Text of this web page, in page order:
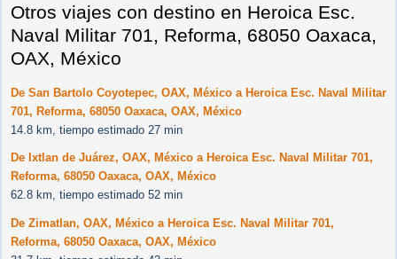
Otros viajes con destino en Heroica Esc.
Naval Militar 701, Reforma, 68050 Oaxaca,
OAX, México
De San Bartolo Coyotepec, OAX, México a Heroica Esc. Naval Militar
701, Reforma, 68050 Oaxaca, OAX, México
14.8 km, tiempo estimado 27 min
De Ixtlan de Juárez, OAX, México a Heroica Esc. Naval Militar 701,
Reforma, 68050 Oaxaca, OAX, México
62.8 km, tiempo estimado 52 min
De Zimatlan, OAX, México a Heroica Esc. Naval Militar 701,
Reforma, 68050 Oaxaca, OAX, México